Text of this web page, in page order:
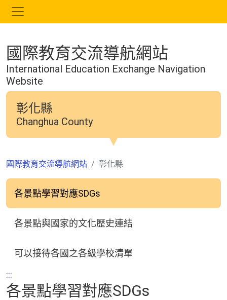
容
國際教育交流導航網站
International Education Exchange Navigation
Website
彰化縣
Changhua County
國際教育交流導航網站 彰化縣
各景點學習對應SDGs
各景點與國家的文化歷史連結
可以接待各國之各級學校清單
:::
各景點學習對應SDGs